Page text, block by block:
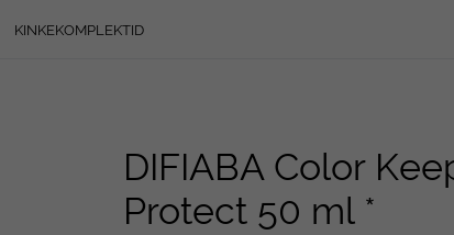
KINKEKOMPLEKTID
DIFIABA Color
Protect 50 ml *